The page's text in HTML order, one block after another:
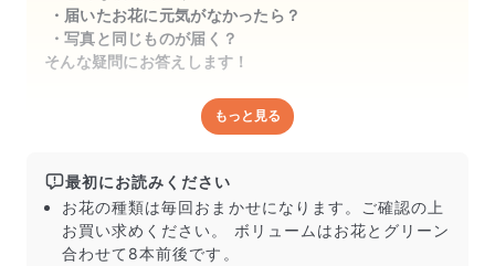
鮮度も良く、長持ちしそうです♪♪♪
届いたお花に元気がなかったら？
写真と同じものが届く？
そんな疑問にお答えします！
どんな梱包で届くの？
し、専用ボックスに丁寧に梱包してお届けしています。
きゅっとまとめられて一見窮屈そうに見えますが、輸送
中の衝撃による折れや擦れを軽減する効果があります。
もっと見る
最初にお読みください
お花の種類は毎回おまかせになります。ご確認の上
お買い求めください。 ボリュームはお花とグリーン
合わせて8本前後です。